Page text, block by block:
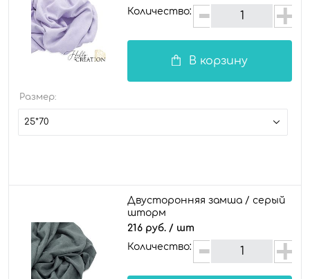
Количество:
В корзину
Размер:
25*70
Двусторонняя замша / серый
шторм
216 руб. / шт
Количество: